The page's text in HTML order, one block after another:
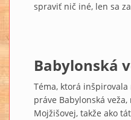
spraviť nič iné, len sa
Babylonská
Téma, ktorá
práve Babylonská
Mojžišovej, takže ako